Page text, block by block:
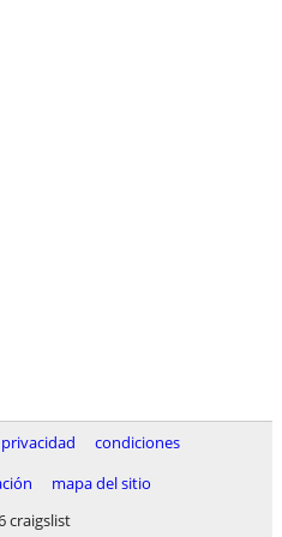
privacidad
condiciones
mapa del sitio
craigslist